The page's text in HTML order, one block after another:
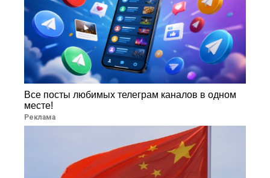
Все посты любимых телеграм каналов в одном
месте!
Реклама